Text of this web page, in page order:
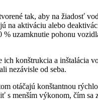
tak, aby na žiadosť
na aktiváciu alebo
% uzamknutie pohonu
konštrukcia a inštalácia
nezávisle od seba.
otáčajú konštantnou
menším výkonom, čím sa